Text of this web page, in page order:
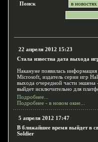
Поиск
22 апреля 2012 15:23
Стала известна дата выхода
Накануне появилась
Microsoft, издатель серии игр
выхода очередной части
выйдет исключительно для
Подробнее...
Подробнее - в новом окне...
5 апреля 2012 17:47
В ближайшее время выйдет в
Soldier